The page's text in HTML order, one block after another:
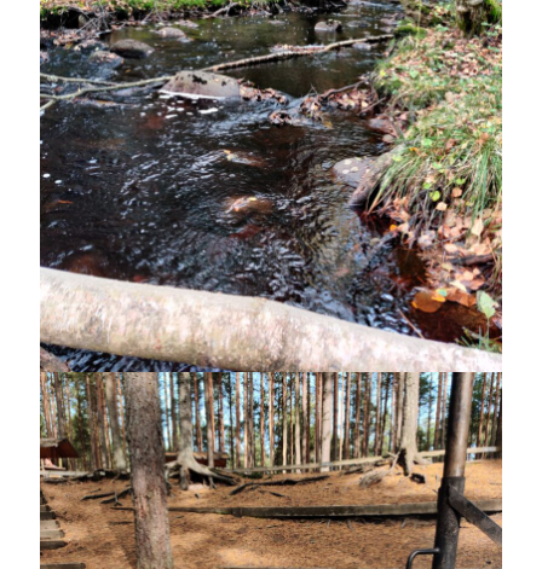
1
2
3 4 5 6 7
8
9
10 11 13 14
15
16
17 18 19 20 21
22
23
24 25 26 27 28
29
30
31
« sep nov »
Arkiv
augusti 2026
juli 2026
juni 2026
maj 2026
april 2026
mars 2026
februari 2026
januari 2026